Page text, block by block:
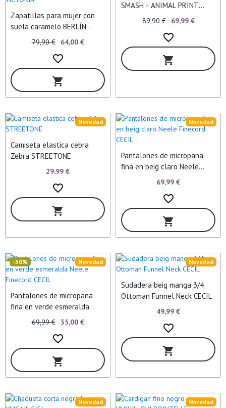
Zapatillas para mujer con
suela caramelo BERLÍN
CICLISTA SERRAJE &
79,90 € 64,00 €
favorite_border
shopping_cart
SMASH - ANIMAL PRINT
VICTORIA89,90 € 69,99 €
favorite_border
shopping_cart
Camiseta elastica cebra
Zebra STREETONE
Novedad
29,99 €
favorite_border
shopping_cart
Pantalones de micropana
fina en beig claro Neele
Finecord CECIL
Novedad
69,99 €
favorite_border
shopping_cart
Pantalones de micropana
fina en verde esmeralda
Neele Finecord CECIL
Novedad
-50%
69,99 € 35,00 €
favorite_border
shopping_cart
Sudadera beig manga 3/4
Ottoman Funnel Neck CECIL
Novedad
49,99 €
favorite_border
shopping_cart
Novedad Novedad